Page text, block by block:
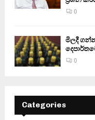
0
මිලදී
0
Categories